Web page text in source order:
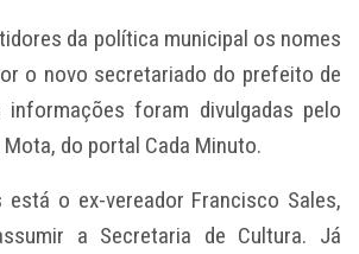
da política municipal os nomes
o novo secretariado do prefeito de
informações foram divulgadas pelo
do portal Cada Minuto.
o ex-vereador Francisco Sales,
a Secretaria de Cultura. Já